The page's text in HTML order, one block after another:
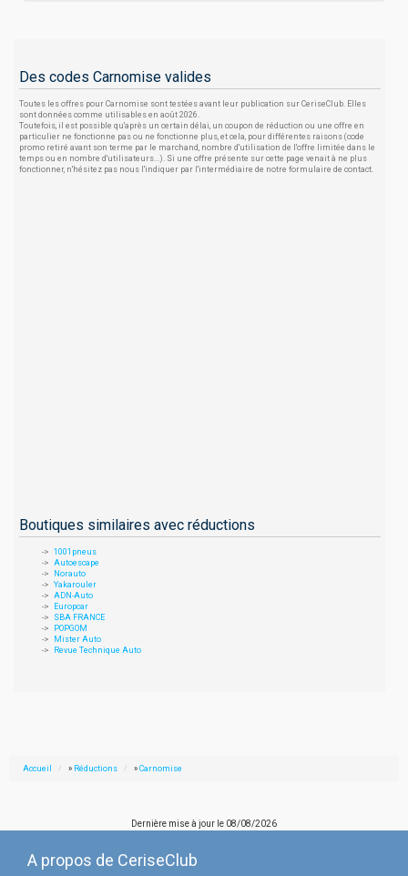
Des codes Carnomise valides
Toutes les offres pour Carnomise sont testées avant leur publication sur CeriseClub. Elles
sont données comme utilisables en août 2026.
Toutefois, il est possible qu'après un certain délai, un coupon de réduction ou une offre en
particulier ne fonctionne pas ou ne fonctionne plus, et cela, pour différentes raisons (code
promo retiré avant son terme par le marchand, nombre d'utilisation de l'offre limitée dans le
temps ou en nombre d'utilisateurs...). Si une offre présente sur cette page venait à ne plus
fonctionner, n'hésitez pas nous l'indiquer par l'intermédiaire de notre formulaire de contact.
Boutiques similaires avec réductions
1001pneus
Autoescape
Norauto
Yakarouler
ADN-Auto
Europcar
SBA FRANCE
POPGOM
Mister Auto
Revue Technique Auto
Accueil » Réductions » Carnomise
Dernière mise à jour le 08/08/2026
A propos de CeriseClub